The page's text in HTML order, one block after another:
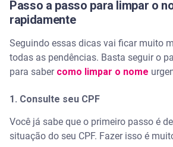
Passo a passo para limpar o
rapidamente
Seguindo essas dicas vai ficar muito
todas as pendências. Basta seguir o
para saber como limpar o nome
1. Consulte seu CPF
Você já sabe que o primeiro passo é
situação do seu CPF. Fazer isso é